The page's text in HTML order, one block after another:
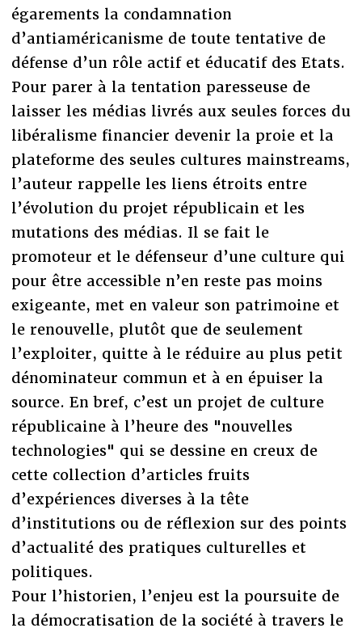
égarements la condamnation
d’antiaméricanisme de toute tentative de
défense d’un rôle actif et éducatif des Etats.
Pour parer à la tentation paresseuse de
laisser les médias livrés aux seules forces du
libéralisme financier devenir la proie et la
plateforme des seules cultures mainstreams,
l’auteur rappelle les liens étroits entre
l’évolution du projet républicain et les
mutations des médias. Il se fait le
promoteur et le défenseur d’une culture qui
pour être accessible n’en reste pas moins
exigeante, met en valeur son patrimoine et
le renouvelle, plutôt que de seulement
l’exploiter, quitte à le réduire au plus petit
dénominateur commun et à en épuiser la
source. En bref, c’est un projet de culture
républicaine à l’heure des "nouvelles
technologies" qui se dessine en creux de
cette collection d’articles fruits
d’expériences diverses à la tête
d’institutions ou de réflexion sur des points
d’actualité des pratiques culturelles et
politiques.
Pour l’historien, l’enjeu est la poursuite de
la démocratisation de la société à travers le